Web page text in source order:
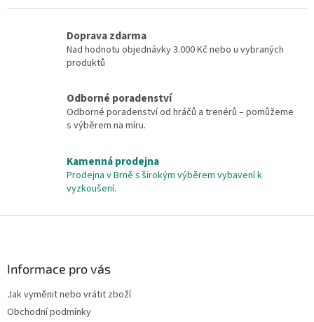
Doprava zdarma
Nad hodnotu objednávky 3.000 Kč nebo u vybraných
produktů
Odborné poradenství
Odborné poradenství od hráčů a trenérů – pomůžeme
s výběrem na míru.
Kamenná prodejna
Prodejna v Brně s širokým výběrem vybavení k
vyzkoušení.
Informace pro vás
Jak vyměnit nebo vrátit zboží
Obchodní podmínky